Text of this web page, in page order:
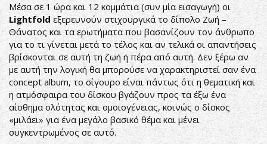
Μέσα σε 1 ώρα και 12 κομμάτια (συν μία εισαγωγή) οι
Lightfoldεξερευνούν στιχουργικά το δίπολο Ζωή –
Θάνατος και τα ερωτήματα που βασανίζουν τον άνθρωπο
για το τι γίνεται μετά το τέλος και αν τελικά οι απαντήσεις
βρίσκονται σε αυτή τη ζωή ή πέρα από αυτή. Δεν ξέρω αν
με αυτή την λογική θα μπορούσε να χαρακτηριστεί σαν ένα
concept album, το σίγουρο είναι πάντως ότι η θεματική και
η ατμόσφαιρα του δίσκου βγάζουν προς τα έξω ένα
αίσθημα ολότητας και ομοιογένειας, κοινώς ο δίσκος
«μιλάει» για ένα μεγάλο βασικό θέμα και μένει
συγκεντρωμένος σε αυτό.